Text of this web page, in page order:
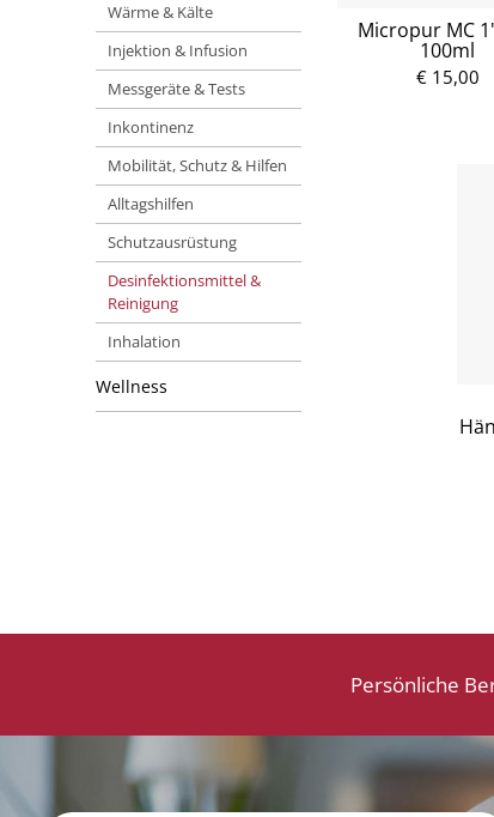
Wärme & Kälte
Injektion & Infusion
Messgeräte & Tests
Inkontinenz
Mobilität, Schutz & Hilfen
Alltagshilfen
Schutzausrüstung
Desinfektionsmittel &
Reinigung
Inhalation
Wellness
Micropur MC
100ml
€ 15,00
Persönliche